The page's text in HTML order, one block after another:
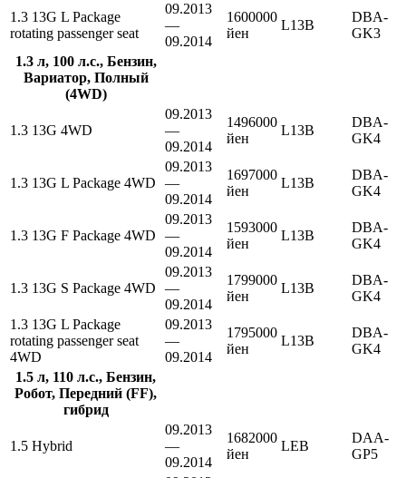
1.3 13G L Package
rotating passenger seat
09.2013
—
09.2014
1600000
йен
L13B
DBA-
GK3
1.3 л, 100 л.с., Бензин,
Вариатор, Полный
(4WD)
1.3 13G 4WD
09.2013
—
09.2014
1496000
йен
L13B
DBA-
GK4
1.3 13G L Package 4WD
09.2013
—
09.2014
1697000
йен
L13B
DBA-
GK4
1.3 13G F Package 4WD
09.2013
—
09.2014
1593000
йен
L13B
DBA-
GK4
1.3 13G S Package 4WD
09.2013
—
09.2014
1799000
йен
L13B
DBA-
GK4
1.3 13G L Package
rotating passenger seat
4WD
09.2013
—
09.2014
1795000
йен
L13B
DBA-
GK4
1.5 л, 110 л.с., Бензин,
Робот, Передний (FF),
гибрид
1.5 Hybrid
09.2013
—
09.2014
1682000
йен
LEB
DAA-
GP5